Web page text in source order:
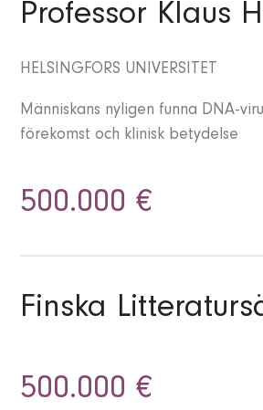
Professor Klaus
HELSINGFORS UNIVERSITET
Människans nyligen funna DNA-
förekomst och klinisk betydelse
500.000 €
Finska
500.000 €